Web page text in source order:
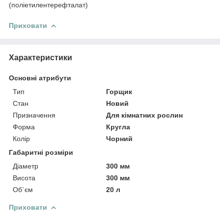
(поліетилентерефталат)
Приховати
Характеристики
Основні атрибути
Тип
Горщик
Стан
Новий
Призначення
Для кімнатних рослин
Форма
Кругла
Колір
Чорний
Габаритні розміри
Діаметр
300 мм
Висота
300 мм
Об`єм
20 л
Приховати